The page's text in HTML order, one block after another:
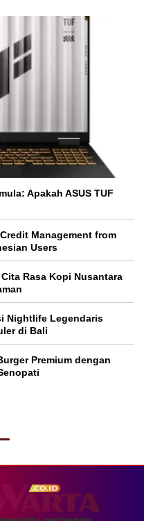
Apakah ASUS TUF
Management from
Users
Rasa Kopi Nusantara
Nightlife Legendaris
di Bali
Premium dengan